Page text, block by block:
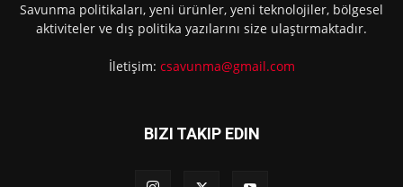
Savunma politikaları, yeni ürünler, yeni teknolojiler, bölgesel
aktiviteler ve dış politika yazılarını size ulaştırmaktadır.
İletişim: csavunma@gmail.com
BIZI TAKIP EDIN